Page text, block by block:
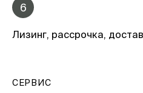
6
Лизинг, рассрочка,
СЕРВИС